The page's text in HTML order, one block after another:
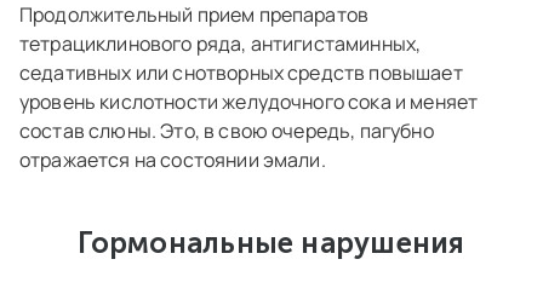
Продолжительный прием препаратов
тетрациклинового ряда, антигистаминных,
седативных или снотворных средств повышает
уровень кислотности желудочного сока и меняет
состав слюны. Это, в свою очередь, пагубно
отражается на состоянии эмали.
Гормональные нарушения